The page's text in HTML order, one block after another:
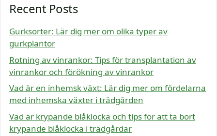
Recent Posts
Gurksorter: Lär dig mer om olika typer av
gurkplantor
Rotning av vinrankor: Tips för transplantation av
vinrankor och förökning av vinrankor
Vad är en inhemsk växt: Lär dig mer om fördelarna
med inhemska växter i trädgården
Vad är krypande blåklocka och tips för att ta bort
krypande blåklocka i trädgårdar